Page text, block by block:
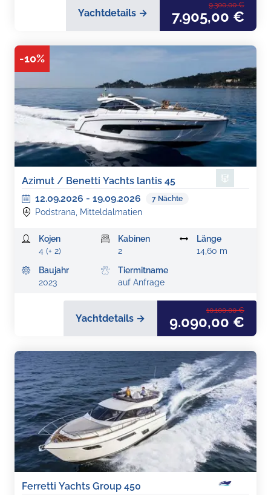
Yachtdetails →
9.300,00 €
7.905,00 €
-10%
Azimut / Benetti Yachts lantis 45
12.09.2026 - 19.09.2026 7 Nächte
Podstrana, Mitteldalmatien
Kojen
4 (+ 2)
Kabinen
2
Länge
14,60 m
Baujahr
2023
Tiermitname
auf Anfrage
Yachtdetails →
10.100,00 €
9.090,00 €
Ferretti Yachts Group 450